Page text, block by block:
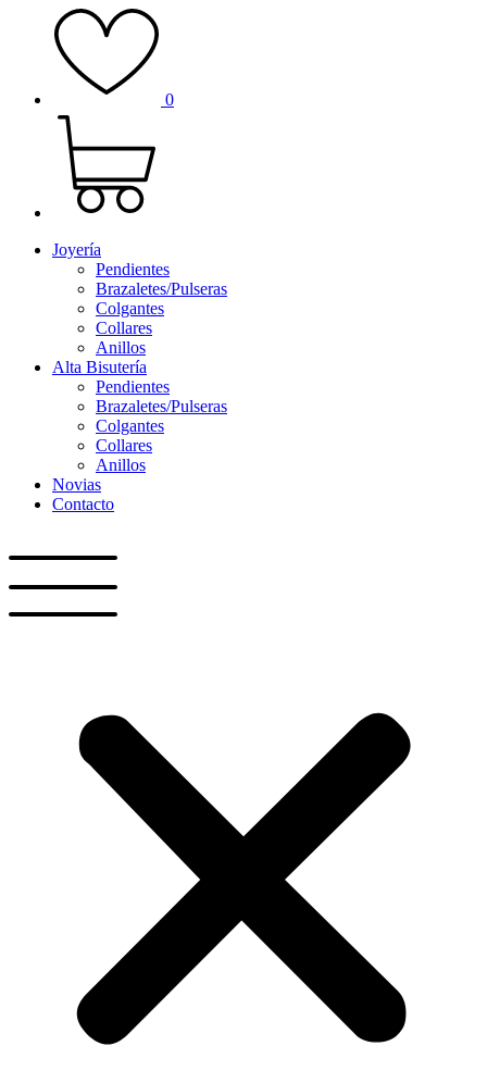
0
Joyería
Pendientes
Brazaletes/Pulseras
Colgantes
Collares
Anillos
Alta Bisutería
Pendientes
Brazaletes/Pulseras
Colgantes
Collares
Anillos
Novias
Contacto